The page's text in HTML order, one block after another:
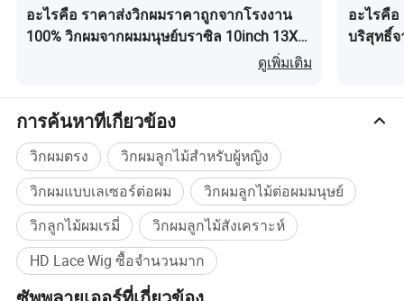
ตอบกลับใน 12 ชั่วโมง
อะไรคือ ราคาส่งวิกผมราคาถูกจากโรงงาน
100% วิกผมจากผมมนุษย์บราซิล 10inch 13X4
วิกผมแบบคลื่นหลวมหน้าลูกไม้ราคาถูกวิกผม
ดูเพิ่มเติม
อะไรคื
บริสุทธิ์
การค้นหาที่เกี่ยวข้อง
วิกผมตรง
วิกผมลูกไม้สำหรับผู้หญิง
วิกผมแบบเลเซอร์ต่อผม
วิกผมลูกไม้ต่อผมมนุษย์
วิกลูกไม้ผมเรมี่
วิกผมลูกไม้สังเคราะห์
HD Lace Wig ซื้อจำนวนมาก